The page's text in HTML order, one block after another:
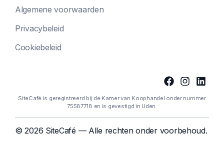
Algemene voorwaarden
Privacybeleid
Cookiebeleid
SiteCafé is geregistreerd bij de Kamer van Koophandel onder nummer
75587718 en is gevestigd in Uden.
© 2026 SiteCafé — Alle rechten onder voorbehoud.